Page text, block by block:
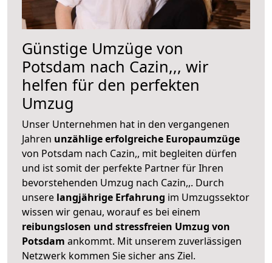
Günstige Umzüge von
Potsdam nach Cazin,,, wir
helfen für den perfekten
Umzug
Unser Unternehmen hat in den vergangenen
Jahren unzählige erfolgreiche Europaumzüge
von Potsdam nach Cazin,, mit begleiten dürfen
und ist somit der perfekte Partner für Ihren
bevorstehenden Umzug nach Cazin,,. Durch
unsere langjährige Erfahrung im Umzugssektor
wissen wir genau, worauf es bei einem
reibungslosen und stressfreien Umzug von
Potsdam ankommt. Mit unserem zuverlässigen
Netzwerk kommen Sie sicher ans Ziel.